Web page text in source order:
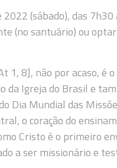
(sábado), das
(no santuário) ou
1, 8], não por acaso, é
da Igreja do Brasil e
Dia Mundial das
o coração do
Cristo é o primeiro
a ser missionário e